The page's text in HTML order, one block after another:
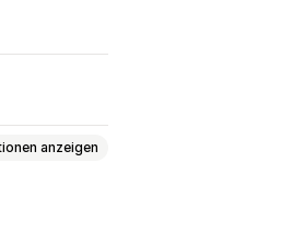
anzeigen